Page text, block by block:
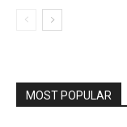
MOST POPULAR